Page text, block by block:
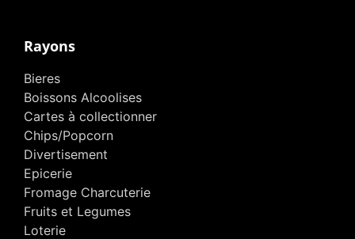
Rayons
Bieres
Boissons Alcoolises
Cartes à collectionner
Chips/Popcorn
Divertisement
Epicerie
Fromage Charcuterie
Fruits et Legumes
Loterie